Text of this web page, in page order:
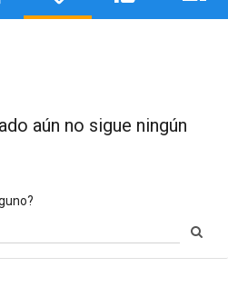
aún no sigue ningún